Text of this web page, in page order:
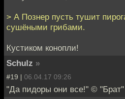
> А Познер пусть тушит
сушёными грибами.
Кустиком конопли!
Schulz »
#19 | 06.04.17 09:26
"Да пидоры они все!" © "Брат"